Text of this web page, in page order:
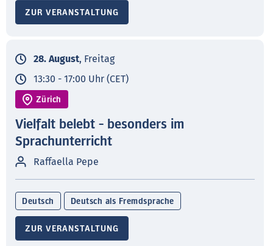
ZUR VERANSTALTUNG
28. August, Freitag
13:30 - 17:00 Uhr (CET)
Zürich
Vielfalt belebt - besonders im
Sprachunterricht
Raffaella Pepe
Deutsch Deutsch als Fremdsprache
ZUR VERANSTALTUNG